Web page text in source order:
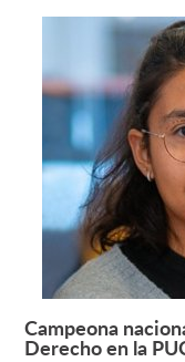
Campeona
Derecho en la